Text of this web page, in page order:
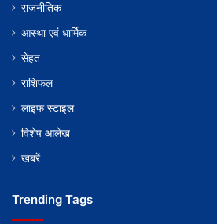
राजनीतिक
आस्था एवं धार्मिक
सेहत
राशिफल
लाइफ स्टाइल
विशेष आलेख
खबरें
Trending Tags